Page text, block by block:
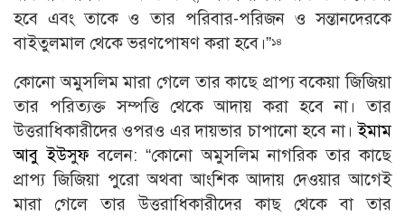
হবে এবং তাকে ও তার পরিবার-পরিজন ও সন্তানদেরকে
বাইতুলমাল থেকে ভরণপােষণ করা হবে।”১৪
কোনাে অমুসলিম মারা গেলে তার কাছে প্রাপ্য বকেয়া জিজিয়া
তার পরিত্যক্ত সম্পত্তি থেকে আদায় করা হবে না। তার
উত্তরাধিকারীদের ওপরও এর দায়ভার চাপানাে হবে না। ইমাম
আবু ইউসুফ বলেন: “কোনাে অমুসলিম নাগরিক তার কাছে
প্রাপ্য জিজিয়া পুরাে অথবা আংশিক আদায় দেওয়ার আগেই
মারা গেলে তার উত্তরাধিকারীদের কাছ থেকে বা তার